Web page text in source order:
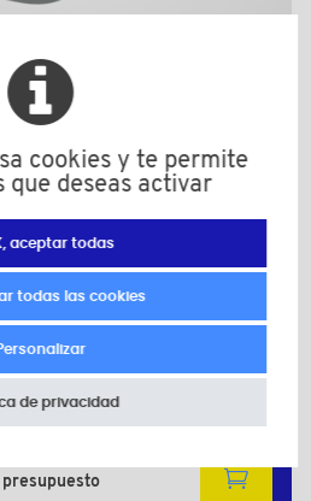
: 1000
cookies y te permite
que deseas activar
aceptar todas
todas las cookies
de privacidad